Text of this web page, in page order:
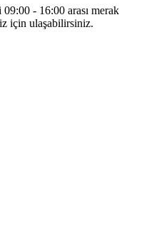
- 16:00 arası merak
için ulaşabilirsiniz.